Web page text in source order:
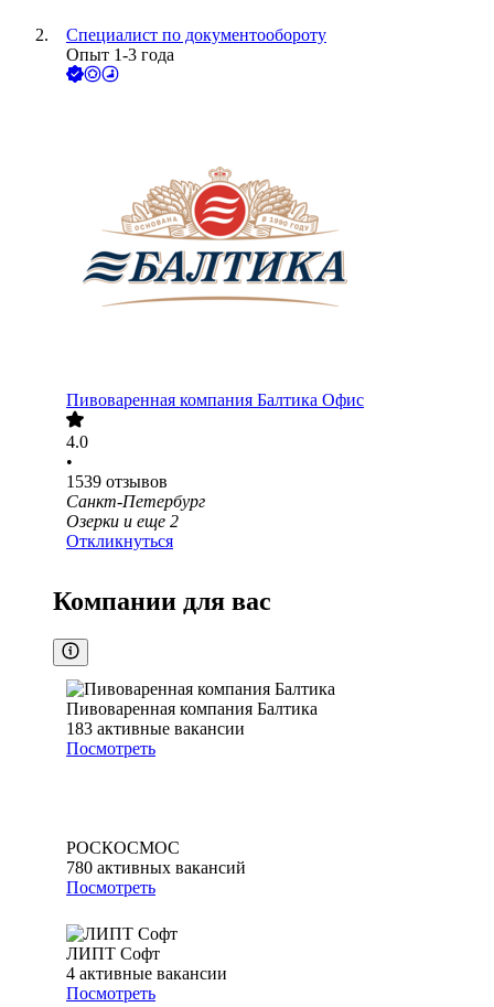
Специалист по документообороту
Опыт 1-3 года
Пивоваренная компания Балтика Офис
4.0
•
1539 отзывов
Санкт-Петербург
Озерки и еще 2
Откликнуться
Компании для вас
Пивоваренная компания Балтика
183 активные вакансии
Посмотреть
РОСКОСМОС
780 активных вакансий
Посмотреть
ЛИПТ Софт
4 активные вакансии
Посмотреть